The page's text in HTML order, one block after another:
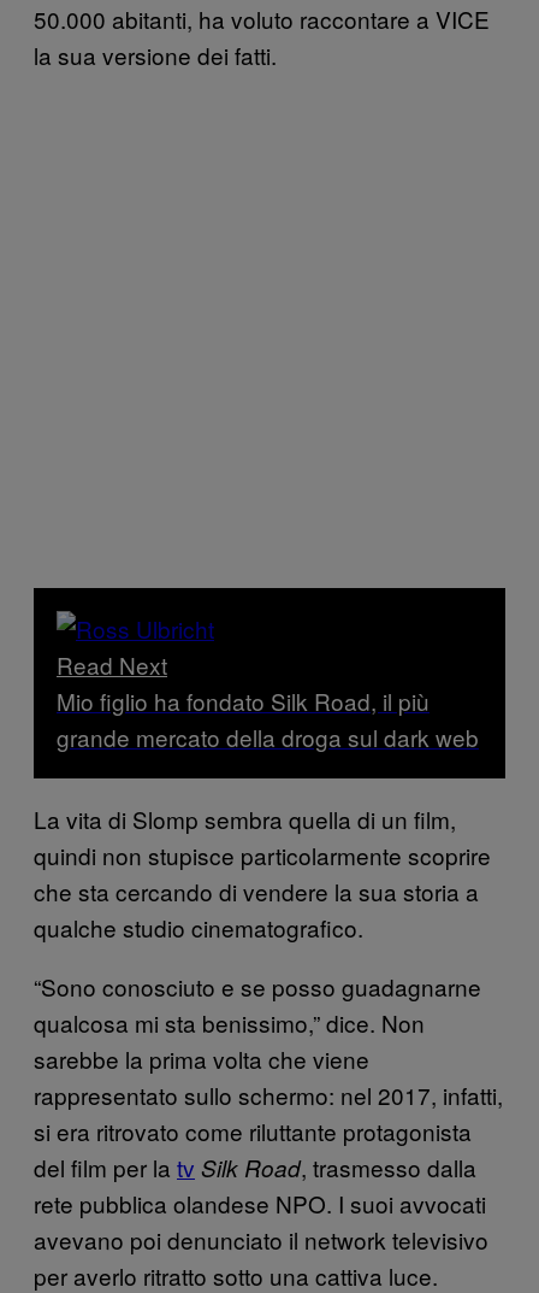
50.000 abitanti, ha voluto raccontare a VICE
la sua versione dei fatti.
Read Next
Mio figlio ha fondato Silk Road, il più
grande mercato della droga sul dark web
La vita di Slomp sembra quella di un film,
quindi non stupisce particolarmente scoprire
che sta cercando di vendere la sua storia a
qualche studio cinematografico.
“Sono conosciuto e se posso guadagnarne
qualcosa mi sta benissimo,” dice. Non
sarebbe la prima volta che viene
rappresentato sullo schermo: nel 2017, infatti,
si era ritrovato come riluttante protagonista
del film per la tv Silk Road, trasmesso dalla
rete pubblica olandese NPO. I suoi avvocati
avevano poi denunciato il network televisivo
per averlo ritratto sotto una cattiva luce.